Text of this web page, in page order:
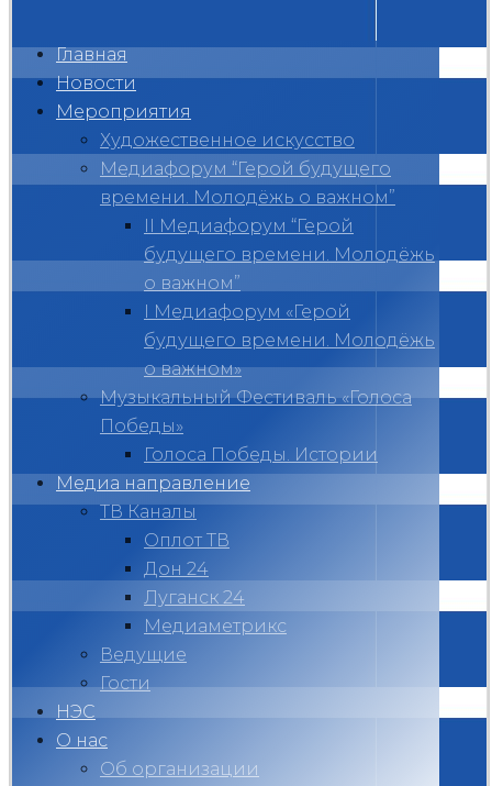
Главная
Новости
Мероприятия
Художественное искусство
Медиафорум “Герой будущего
времени. Молодёжь о важном”
II Медиафорум “Герой
будущего времени. Молодёжь
о важном”
I Медиафорум «Герой
будущего времени. Молодёжь
о важном»
Музыкальный Фестиваль «Голоса
Победы»
Голоса Победы. Истории
Медиа направление
ТВ Каналы
Оплот ТВ
Дон 24
Луганск 24
Медиаметрикс
Ведущие
Гости
НЭС
О нас
Об организации